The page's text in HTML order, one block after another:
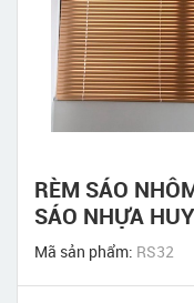
RÈM SÁO
SÁO NHỰA
Mã sản phẩm: RS32